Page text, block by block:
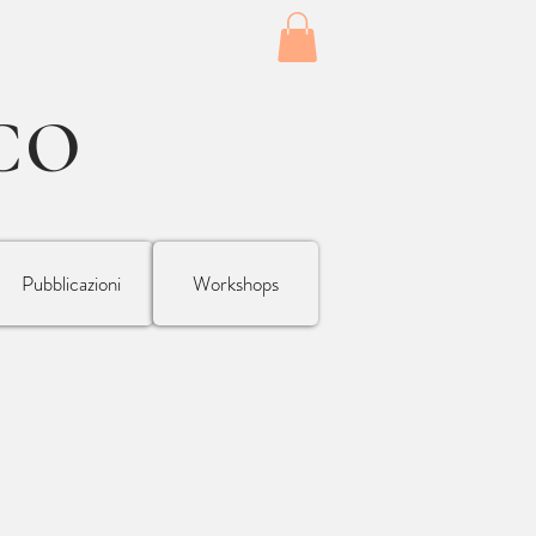
Pubblicazioni Workshops